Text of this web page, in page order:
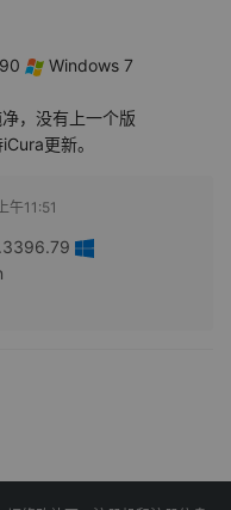
Windows 7
，没有上一个版
更新。
午11:51